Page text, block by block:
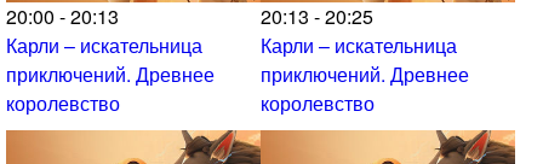
20:00 - 20:13
Карли – искательница
приключений. Древнее
королевство
20:13 - 20:25
Карли – искательница
приключений. Древнее
королевство